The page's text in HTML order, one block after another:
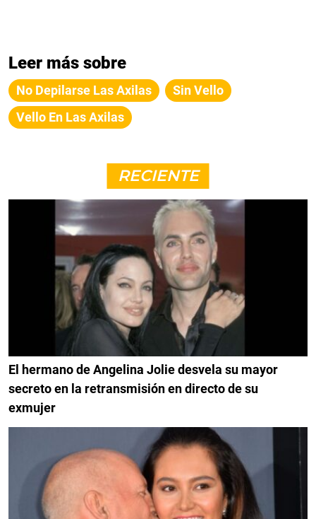
Leer más sobre
No Depilarse Las Axilas
Sin Vello
Vello En Las Axilas
RECIENTE
El hermano de Angelina Jolie desvela su mayor
secreto en la retransmisión en directo de su
exmujer